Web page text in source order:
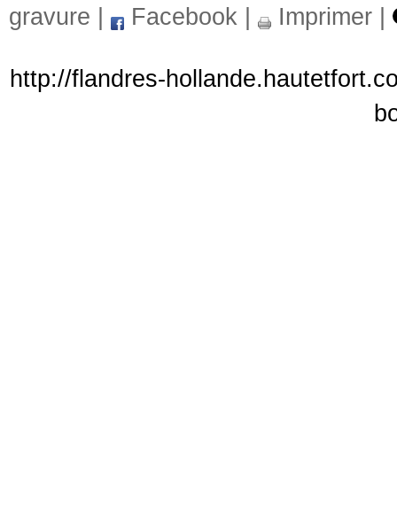
gravure
Facebook Imprimer
http://flandres-